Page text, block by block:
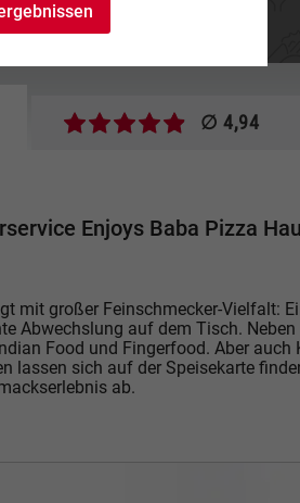
€
∅ 4,94
Enjoys Baba Pizza
mit großer Feinschmecker-Vielfalt:
Abwechslung auf dem Tisch.
Food und Fingerfood. Aber
lassen sich auf der Speisekarte
ab.